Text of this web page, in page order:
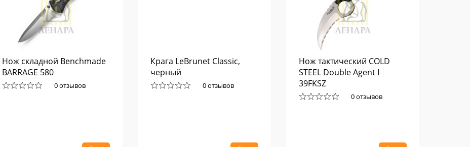
Нож складной Benchmade
BARRAGE 580
0 отзывов
Крага LeBrunet Classic,
черный
0 отзывов
Нож тактический COLD
STEEL Double Agent I
39FKSZ
0 отзывов